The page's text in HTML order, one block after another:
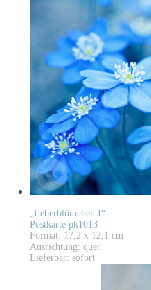
„Leberblümchen I“
Postkarte pk1013
Format: 17,2 x 12,1 cm
Ausrichtung: quer
Lieferbar: sofort